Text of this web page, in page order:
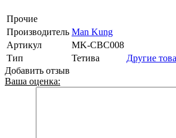
Прочие
Производитель Man Kung
Артикул
MK-CBC008
Тип
Тетива
Другие
Добавить отзыв
Ваша оценка: